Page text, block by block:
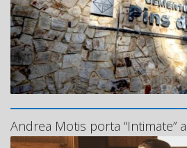
Andrea Motis porta “Intimate”